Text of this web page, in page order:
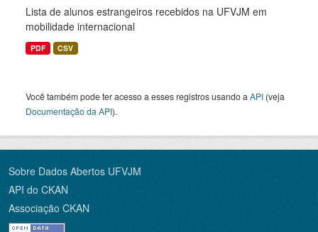
Lista de alunos estrangeiros recebidos na UFVJM em
mobilidade internacional
PDF CSV
Você também pode ter acesso a esses registros usando a API (veja
Documentação da API).
Sobre Dados Abertos UFVJM
API do CKAN
Associação CKAN